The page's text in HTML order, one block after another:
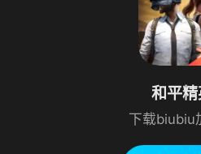
和平
下载biubiu